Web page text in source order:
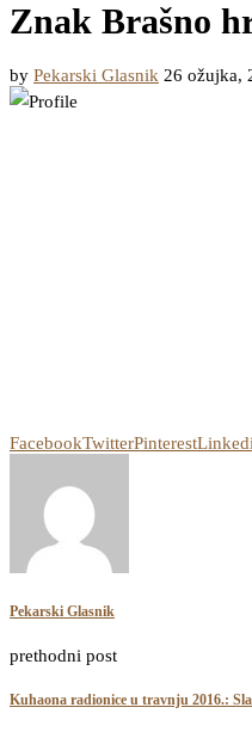
Znak Brašno
by Pekarski Glasnik 26 ožujka,
FacebookTwitterPinterest
Pekarski Glasnik
prethodni post
Kuhaona radionice u travnju 2016.: